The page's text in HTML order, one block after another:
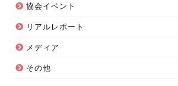
協会イベント
リアルレポート
メディア
その他